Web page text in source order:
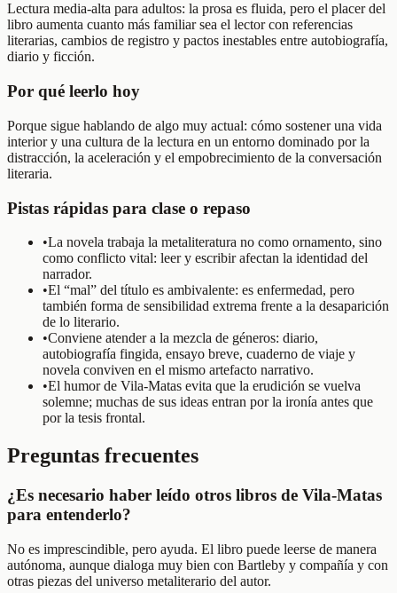
Lectura media-alta para adultos: la prosa es fluida, pero el placer del
libro aumenta cuanto más familiar sea el lector con referencias
literarias, cambios de registro y pactos inestables entre autobiografía,
diario y ficción.
Por qué leerlo hoy
Porque sigue hablando de algo muy actual: cómo sostener una vida
interior y una cultura de la lectura en un entorno dominado por la
distracción, la aceleración y el empobrecimiento de la conversación
literaria.
Pistas rápidas para clase o repaso
•La novela trabaja la metaliteratura no como ornamento, sino
como conflicto vital: leer y escribir afectan la identidad del
narrador.
•El “mal” del título es ambivalente: es enfermedad, pero
también forma de sensibilidad extrema frente a la desaparición
de lo literario.
•Conviene atender a la mezcla de géneros: diario,
autobiografía fingida, ensayo breve, cuaderno de viaje y
novela conviven en el mismo artefacto narrativo.
•El humor de Vila-Matas evita que la erudición se vuelva
solemne; muchas de sus ideas entran por la ironía antes que
por la tesis frontal.
Preguntas frecuentes
¿Es necesario haber leído otros libros de Vila-Matas
para entenderlo?
No es imprescindible, pero ayuda. El libro puede leerse de manera
autónoma, aunque dialoga muy bien con Bartleby y compañía y con
otras piezas del universo metaliterario del autor.